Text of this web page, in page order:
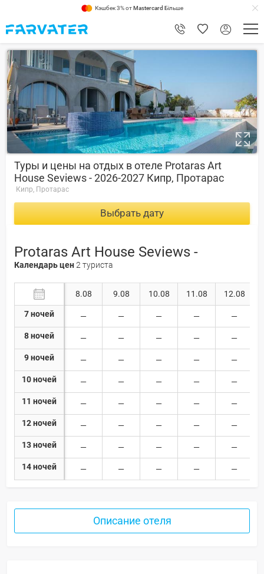
Кэшбек 3% отMastercard Більше
Туры и цены на отдых в отеле Protaras Art
House Seviews - 2026-2027 Кипр, Протарас
Кипр, Протарас
Выбрать дату
Protaras Art House Seviews -
Календарь цен2 туриста
7 ночей
8 ночей
9 ночей
10 ночей
11 ночей
12 ночей
13 ночей
14 ночей
8.08 9.08 10.08 11.08 12.08
Описание отеля